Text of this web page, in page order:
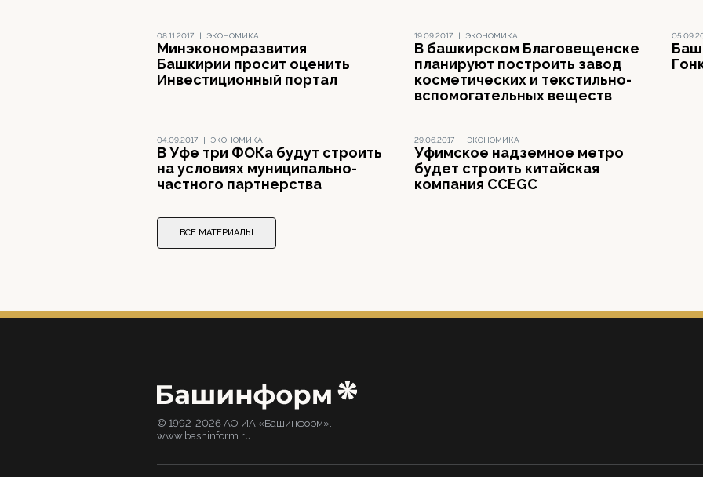
08.11.2017 | ЭКОНОМИКА
Минэкономразвития
Башкирии просит оценить
Инвестиционный портал
19.09.2017 | ЭКОНОМИКА
В башкирском Благовещенске
планируют построить завод
косметических и текстильно-
вспомогательных веществ
04.09.2017 | ЭКОНОМИКА
В Уфе три ФОКа будут строить
на условиях муниципально-
частного партнерства
29.06.2017 | ЭКОНОМИКА
Уфимское надземное метро
будет строить китайская
компания CCEGC
ВСЕ МАТЕРИАЛЫ
© 1992-2026 АО ИА «Башинформ».
www.bashinform.ru